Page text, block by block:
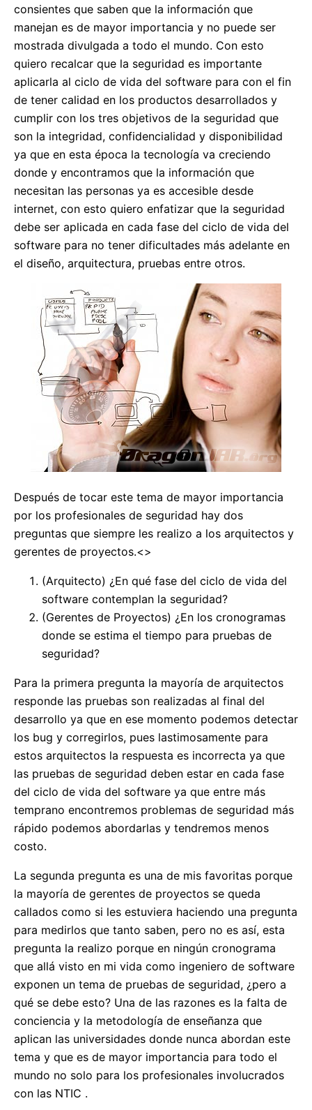
consientes que saben que la información que
manejan es de mayor importancia y no puede ser
mostrada divulgada a todo el mundo. Con esto
quiero recalcar que la seguridad es importante
aplicarla al ciclo de vida del software para con el fin
de tener calidad en los productos desarrollados y
cumplir con los tres objetivos de la seguridad que
son la integridad, confidencialidad y disponibilidad
ya que en esta época la tecnología va creciendo
donde y encontramos que la información que
necesitan las personas ya es accesible desde
internet, con esto quiero enfatizar que la seguridad
debe ser aplicada en cada fase del ciclo de vida del
software para no tener dificultades más adelante en
el diseño, arquitectura, pruebas entre otros.
Después de tocar este tema de mayor importancia
por los profesionales de seguridad hay dos
preguntas que siempre les realizo a los arquitectos y
gerentes de proyectos.<>
(Arquitecto) ¿En qué fase del ciclo de vida del
software contemplan la seguridad?
(Gerentes de Proyectos) ¿En los cronogramas
donde se estima el tiempo para pruebas de
seguridad?
Para la primera pregunta la mayoría de arquitectos
responde las pruebas son realizadas al final del
desarrollo ya que en ese momento podemos detectar
los bug y corregirlos, pues lastimosamente para
estos arquitectos la respuesta es incorrecta ya que
las pruebas de seguridad deben estar en cada fase
del ciclo de vida del software ya que entre más
temprano encontremos problemas de seguridad más
rápido podemos abordarlas y tendremos menos
costo.
La segunda pregunta es una de mis favoritas porque
la mayoría de gerentes de proyectos se queda
callados como si les estuviera haciendo una pregunta
para medirlos que tanto saben, pero no es así, esta
pregunta la realizo porque en ningún cronograma
que allá visto en mi vida como ingeniero de software
exponen un tema de pruebas de seguridad, ¿pero a
qué se debe esto? Una de las razones es la falta de
conciencia y la metodología de enseñanza que
aplican las universidades donde nunca abordan este
tema y que es de mayor importancia para todo el
mundo no solo para los profesionales involucrados
con las NTIC .